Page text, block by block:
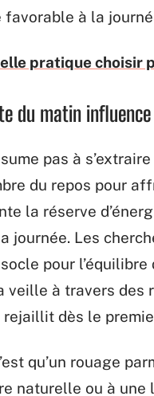
favorable à la
pratique choisir
du matin
pas à
du repos pour
la réserve
journée. Les
pour
veille à travers
dès le
qu’un rouage
naturelle ou à